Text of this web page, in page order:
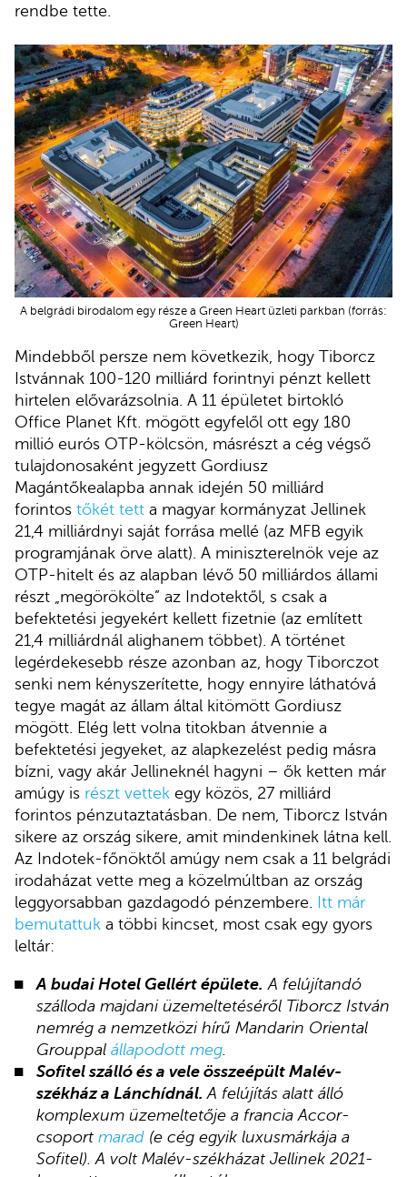
rendbe tette.
A belgrádi birodalom egy része a Green Heart üzleti parkban (forrás:
Green Heart)
Mindebből persze nem következik, hogy Tiborcz
Istvánnak 100-120 milliárd forintnyi pénzt kellett
hirtelen elővarázsolnia. A 11 épületet birtokló
Office Planet Kft. mögött egyfelől ott egy 180
millió eurós OTP-kölcsön, másrészt a cég végső
tulajdonosaként jegyzett Gordiusz
Magántőkealapba annak idején 50 milliárd
forintos tőkét tett a magyar kormányzat Jellinek
21,4 milliárdnyi saját forrása mellé (az MFB egyik
programjának örve alatt). A miniszterelnök veje az
OTP-hitelt és az alapban lévő 50 milliárdos állami
részt „megörökölte” az Indotektől, s csak a
befektetési jegyekért kellett fizetnie (az említett
21,4 milliárdnál alighanem többet). A történet
legérdekesebb része azonban az, hogy Tiborczot
senki nem kényszerítette, hogy ennyire láthatóvá
tegye magát az állam által kitömött Gordiusz
mögött. Elég lett volna titokban átvennie a
befektetési jegyeket, az alapkezelést pedig másra
bízni, vagy akár Jellineknél hagyni – ők ketten már
amúgy is részt vettek egy közös, 27 milliárd
forintos pénzutaztatásban. De nem, Tiborcz István
sikere az ország sikere, amit mindenkinek látna kell.
Az Indotek-főnöktől amúgy nem csak a 11 belgrádi
irodaházat vette meg a közelmúltban az ország
leggyorsabban gazdagodó pénzembere. Itt már
bemutattuk a többi kincset, most csak egy gyors
leltár:
A budai Hotel Gellért épülete. A felújítandó
szálloda majdani üzemeltetéséről Tiborcz István
nemrég a nemzetközi hírű Mandarin Oriental
Grouppalállapodott meg
Sofitel szálló és a vele összeépült Malév-
székház a Lánchídnál.A felújítás alatt álló
komplexum üzemeltetője a francia Accor-
csoportmarad (e cég egyik luxusmárkája a
Sofitel). A volt Malév-székházat Jellinek 2021-